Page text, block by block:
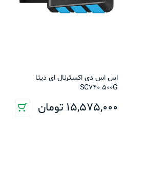
اس اس دی اکسترنال ای دیتا
SC740 500G
15,575,000 تومان